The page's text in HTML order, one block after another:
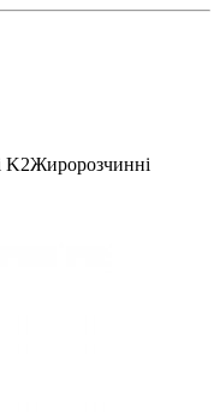
K2Жиророзчинні